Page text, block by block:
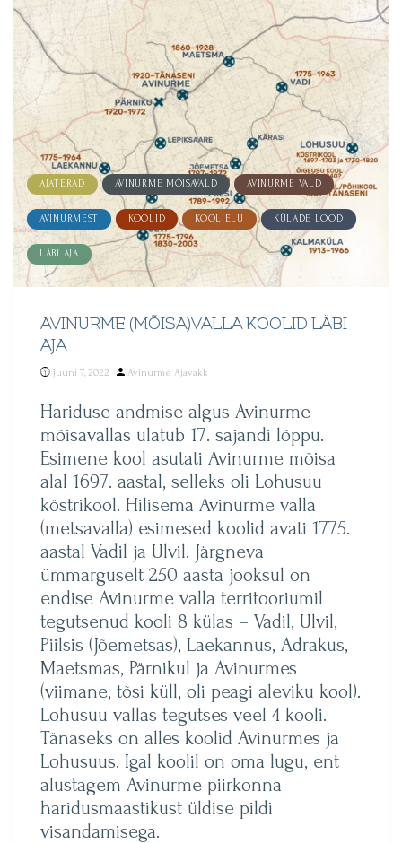
AJATERAD AVINURME MÕISAVALD AVINURME VALD
AVINURMEST KOOLID KOOLIELU KÜLADE LOOD
LÄBI AJA
AVINURME (MÕISA)VALLA KOOLID LÄBI
AJA
juuni 7, 2022
Posted
Avinurme Ajavakk
Hariduse andmise algus Avinurme
mõisavallas ulatub 17. sajandi lõppu.
Esimene kool asutati Avinurme mõisa
alal 1697. aastal, selleks oli Lohusuu
köstrikool. Hilisema Avinurme valla
(metsavalla) esimesed koolid avati 1775.
aastal Vadil ja Ulvil. Järgneva
ümmarguselt 250 aasta jooksul on
endise Avinurme valla territooriumil
tegutsenud kooli 8 külas – Vadil, Ulvil,
Piilsis (Jõemetsas), Laekannus, Adrakus,
Maetsmas, Pärnikul ja Avinurmes
(viimane, tõsi küll, oli peagi aleviku kool).
Lohusuu vallas tegutses veel 4 kooli.
Tänaseks on alles koolid Avinurmes ja
Lohusuus. Igal koolil on oma lugu, ent
alustagem Avinurme piirkonna
haridusmaastikust üldise pildi
visandamisega.